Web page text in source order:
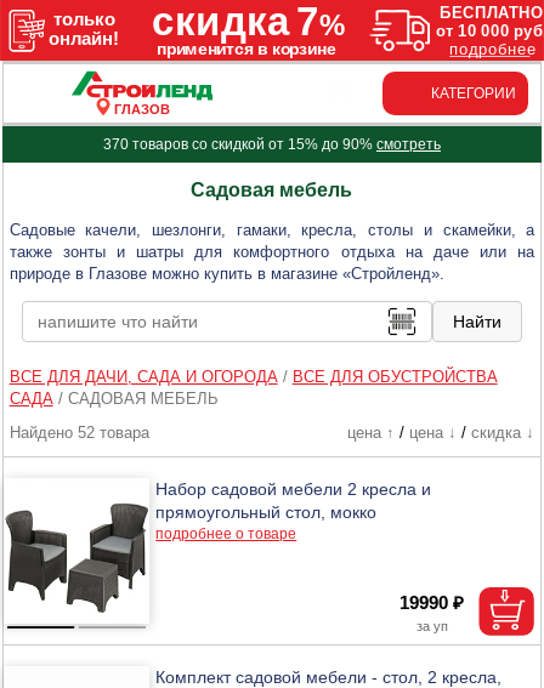
ГЛАЗОВ
КАТЕГОРИИ
370 товаров со скидкой от 15% до 90% смотреть
Садовая мебель
Садовые качели, шезлонги, гамаки, кресла, столы и скамейки, а
также зонты и шатры для комфортного отдыха на даче или на
природе в Глазове можно купить в магазине «Стройленд».
ВСЕ ДЛЯ ДАЧИ, САДА И ОГОРОДА/ ВСЕ ДЛЯ ОБУСТРОЙСТВА
САДА/ САДОВАЯ МЕБЕЛЬ
Найдено 52 товара
цена ↑ / цена ↓ / скидка ↓
Набор садовой мебели 2 кресла и
прямоугольный стол, мокко
подробнее о товаре
19990 ₽
Комплект садовой мебели - стол, 2 кресла,